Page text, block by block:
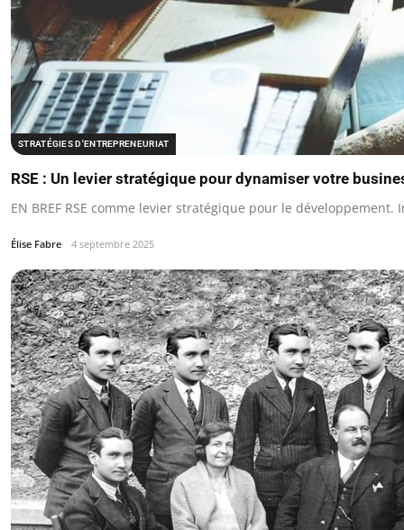
STRATÉGIES D'ENTREPRENEURIAT
RSE : Un levier stratégique pour dynamiser votre
EN BREF RSE comme levier stratégique pour le
Élise Fabre 4 septembre 2025